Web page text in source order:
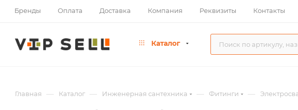
Бренды Оплата Доставка Компания Реквизиты Контакты
Каталог
Главная — Каталог — Инженерная сантехника — Фитинги —